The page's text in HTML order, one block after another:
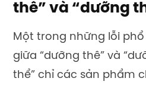
thê” và “dưỡng
Một trong những lỗi
giữa “dưỡng thê” và
thể” chỉ các sản phẩm